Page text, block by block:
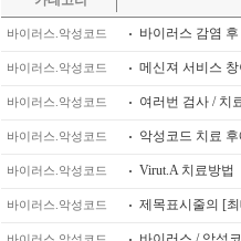
바이러스.악성코드 바이러스 감염
바이러스.악성코드 메신져 서비스
바이러스.악성코드 여러번 검사 / 치
바이러스.악성코드 악성코드 치료
바이러스.악성코드 Virut.A 치료방법
바이러스.악성코드 제목표시줄의 [